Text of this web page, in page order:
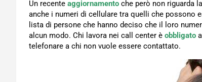
Un recente aggiornamento che però non riguarda
anche i numeri di cellulare tra quelli che possono
lista di persone che hanno deciso che il loro
alcun modo. Chi lavora nei call center è obbligato
telefonare a chi non vuole essere contattato.